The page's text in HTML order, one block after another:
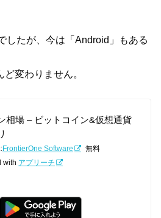
したが、今は「Android」もある
変わりません。
相場 – ビットコイン&仮想通貨
FrontierOne Software
無料
with アプリーチ